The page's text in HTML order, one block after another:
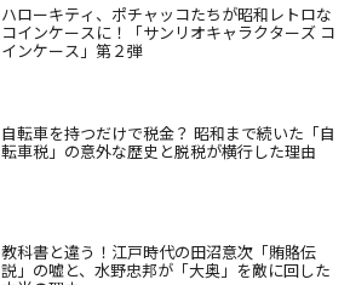
ハローキティ、ポチャッコたちが昭和レトロな
コインケースに！「サンリオキャラクターズ コ
インケース」第２弾
自転車を持つだけで税金？ 昭和まで続いた「自
転車税」の意外な歴史と脱税が横行した理由
教科書と違う！江戸時代の田沼意次「賄賂伝
説」の嘘と、水野忠邦が「大奥」を敵に回した